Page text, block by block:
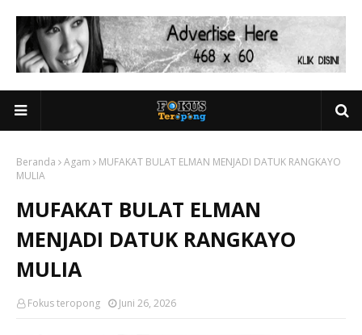
Beranda Agam
MUFAKAT BULAT ELMAN MENJADI DATUK RANGKAYO
MULIA
MUFAKAT BULAT ELMAN
MENJADI DATUK RANGKAYO
MULIA
Fokus teropong Juni 26, 2026